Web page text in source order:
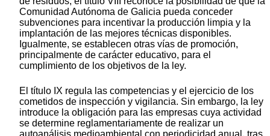
Comunidad Autónoma de Galicia pueda conceder
subvenciones para incentivar la producción limpia y la
implantación de las mejores técnicas disponibles.
Igualmente, se establecen otras vías de promoción,
principalmente de carácter educativo, para el
cumplimiento de los objetivos de la ley.
El título IX regula las competencias y el ejercicio de los
cometidos de inspección y vigilancia. Sin embargo, la ley
introduce la obligación para las empresas cuya actividad
se determine reglamentariamente de realizar un